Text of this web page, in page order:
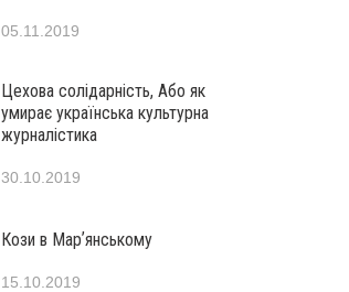
05.11.2019
Цехова солідарність, Або як
умирає українська культурна
журналістика
30.10.2019
Кози в Марʼянському
15.10.2019